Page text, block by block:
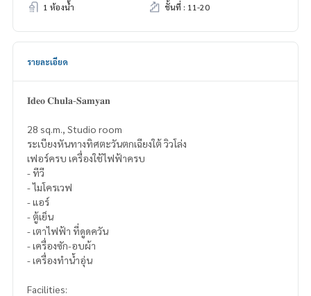
1 ห้องน้ำ
ชั้นที่ : 11-20
รายละเอียด
𝐈𝐝𝐞𝐨 𝐂𝐡𝐮𝐥𝐚-𝐒𝐚𝐦𝐲𝐚𝐧
28 sq.m., Studio room
ระเบียงหันทางทิศตะวันตกเฉียงใต้ วิวโล่ง
เฟอร์ครบ เครื่องใช้ไฟฟ้าครบ
- ทีวี
- ไมโครเวฟ
- แอร์
- ตู้เย็น
- เตาไฟฟ้า ที่ดูดควัน
- เครื่องซัก-อบผ้า
- เครื่องทำน้ำอุ่น
Facilities: